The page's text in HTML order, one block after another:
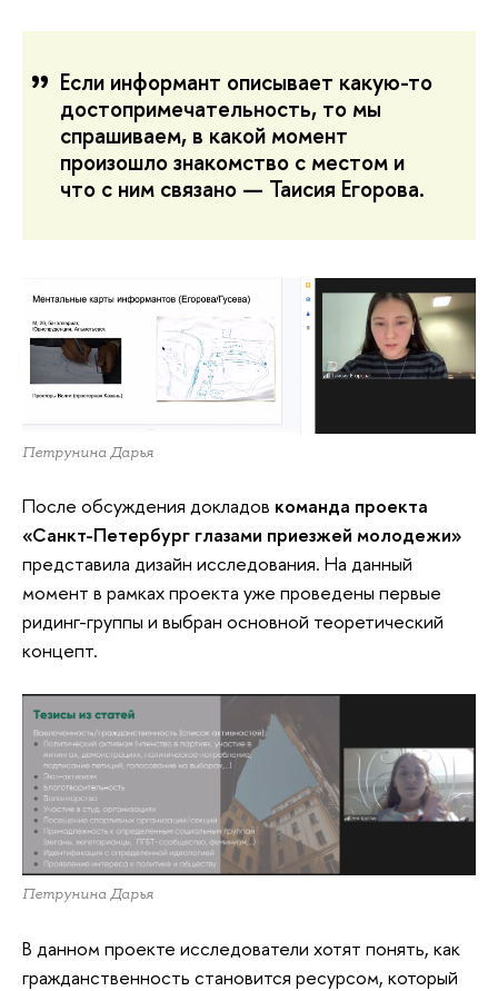
Если информант описывает какую-то
достопримечательность, то мы
спрашиваем, в какой момент
произошло знакомство с местом и
что с ним связано — Таисия Егорова.
Петрунина Дарья
После обсуждения докладов команда проекта
«Санкт-Петербург глазами приезжей молодежи»
представила дизайн исследования. На данный
момент в рамках проекта уже проведены первые
ридинг-группы и выбран основной теоретический
концепт.
Петрунина Дарья
В данном проекте исследователи хотят понять, как
гражданственность становится ресурсом, который